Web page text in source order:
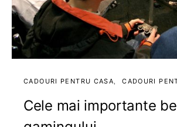
CADOURI PENTRU CASA CADOURI
Cele mai importante